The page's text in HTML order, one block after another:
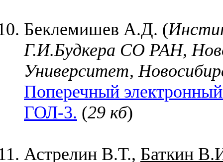
Беклемишев А.Д. (
Г.И.Будкера СО РАН,
Университет,
Поперечный
ГОЛ-3. (29 кб)
Астрелин В.Т., Баткин